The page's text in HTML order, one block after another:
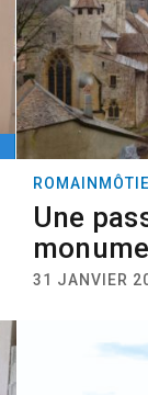
Une
31 JANVIER